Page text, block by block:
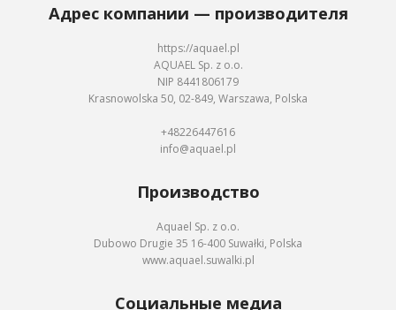
Адрес компании — производителя
https://aquael.pl
AQUAEL Sp. z o.o.
NIP 8441806179
Krasnowolska 50, 02-849, Warszawa, Polska
+48226447616
info@aquael.pl
Производство
Aquael Sp. z o.o.
Dubowo Drugie 35 16-400 Suwałki, Polska
www.aquael.suwalki.pl
Социальные медиа